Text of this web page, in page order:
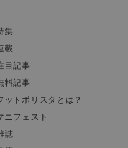
集
載
目記事
料記事
ットボリスタとは？
ニフェスト
誌